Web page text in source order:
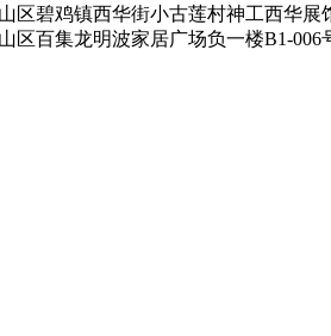
区碧鸡镇西华街小古莲村神工西华展
区百集龙明波家居广场负一楼B1-006